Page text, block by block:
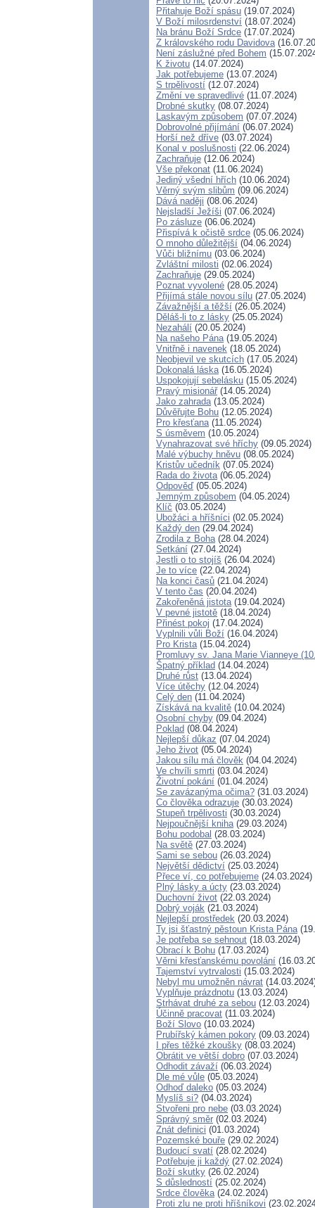
Přitahuje Boží spásu (19.07.2024)
V Boží milosrdenství (18.07.2024)
Na bránu Boží Srdce (17.07.2024)
Z královského rodu Davidova
Není záslužné před Bohem
K životu (14.07.2024)
Jak potřebujeme (13.07.2024)
S trpělivostí (12.07.2024)
Změní ve spravedlivé (11.07.2024)
Drobné skutky (08.07.2024)
Laskavým způsobem (07.07.2024)
Dobrovolné přijímání (06.07.2024)
Horší než dříve (03.07.2024)
Konal v poslušnosti (22.06.2024)
Zachraňuje (12.06.2024)
Vše překonat (11.06.2024)
Jediný všední hřích (10.06.2024)
Věrný svým slibům (09.06.2024)
Dává naději (08.06.2024)
Nejsladší Ježíši (07.06.2024)
Po zásluze (06.06.2024)
Přispívá k očistě srdce (05.06.2024)
O mnoho důležitější (04.06.2024)
Vůči bližnímu (03.06.2024)
Zvláštní milosti (02.06.2024)
Zachraňuje (29.05.2024)
Poznat vyvolené (28.05.2024)
Přijímá stále novou sílu (27.05.2024)
Závažnější a těžší (26.05.2024)
Děláš-li to z lásky (25.05.2024)
Nezahálí (20.05.2024)
Na našeho Pána(19.05.2024)
Vnitřně i navenek (18.05.2024)
Neobjevil ve skutcích (17.05.2024)
Dokonalá láska(16.05.2024)
Uspokojují sebelásku (15.05.2024)
Pravý misionář(14.05.2024)
Jako zahrada(13.05.2024)
Důvěřujte Bohu (12.05.2024)
Pro křesťana(11.05.2024)
S úsměvem (10.05.2024)
Vynahrazovat své hříchy (09.05.2024)
Malé výbuchy hněvu (08.05.2024)
Kristův učedník (07.05.2024)
Rada do života(06.05.2024)
Odpověď (05.05.2024)
Jemným způsobem (04.05.2024)
Klíč (03.05.2024)
Ubožáci a hříšníci (02.05.2024)
Každý den (29.04.2024)
Zrodila z Boha(28.04.2024)
Setkání (27.04.2024)
Jestli o to stojíš (26.04.2024)
Je to více (22.04.2024)
Na konci časů (21.04.2024)
V tento čas (20.04.2024)
Zakořeněná jistota(19.04.2024)
V pevné jistotě (18.04.2024)
Přinést pokoj (17.04.2024)
Vyplnili vůli Boží (16.04.2024)
Pro Krista(15.04.2024)
Promluvy sv. Jana Marie Vianneye
Špatný příklad (14.04.2024)
Druhé růst (13.04.2024)
Více útěchy (12.04.2024)
Celý den (11.04.2024)
Získává na kvalitě (10.04.2024)
Osobní chyby (09.04.2024)
Poklad (08.04.2024)
Nejlepší důkaz (07.04.2024)
Jeho život (05.04.2024)
Jakou sílu má člověk (04.04.2024)
Ve chvíli smrti (03.04.2024)
Životní pokání (01.04.2024)
Se zavázanýma očima? (31.03.2024)
Co člověka odrazuje (30.03.2024)
Stupeň trpělivosti (30.03.2024)
Nejpoučnější kniha(29.03.2024)
Bohu podobal (28.03.2024)
Na světě (27.03.2024)
Sami se sebou (26.03.2024)
Největší dědictví (25.03.2024)
Přece ví, co potřebujeme (24.03.2024)
Plný lásky a úcty (23.03.2024)
Duchovní život (22.03.2024)
Dobrý voják (21.03.2024)
Nejlepší prostředek (20.03.2024)
Ty jsi šťastný pěstoun Krista Pána
Je potřeba se sehnout (18.03.2024)
Obrací k Bohu (17.03.2024)
Věrni křesťanskému povolání
Tajemství vytrvalosti (15.03.2024)
Nebyl mu umožněn návrat
Vyplňuje prázdnotu (13.03.2024)
Strhávat druhé za sebou (12.03.2024)
Účinně pracovat (11.03.2024)
Boží Slovo (10.03.2024)
Prubířský kámen pokory (09.03.2024)
I přes těžké zkoušky (08.03.2024)
Obrátit ve větší dobro (07.03.2024)
Odhodit závaží (06.03.2024)
Dle mé vůle (05.03.2024)
Odhoď daleko (05.03.2024)
Myslíš si? (04.03.2024)
Stvořeni pro nebe (03.03.2024)
Správný směr (02.03.2024)
Znát definici (01.03.2024)
Pozemské bouře (29.02.2024)
Budoucí svatí (28.02.2024)
Potřebuje ji každý (27.02.2024)
Boží skutky (26.02.2024)
S důsledností (25.02.2024)
Srdce člověka(24.02.2024)
Proti zlu ne proti hříšníkovi